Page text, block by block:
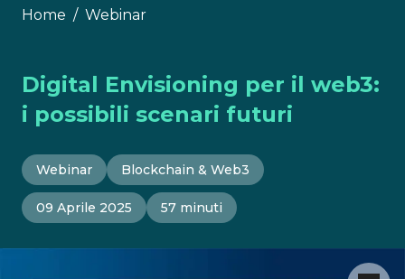
Home / Webinar
Digital Envisioning per il web3:
i possibili scenari futuri
Webinar Blockchain & Web3
09 Aprile 2025 57 minuti